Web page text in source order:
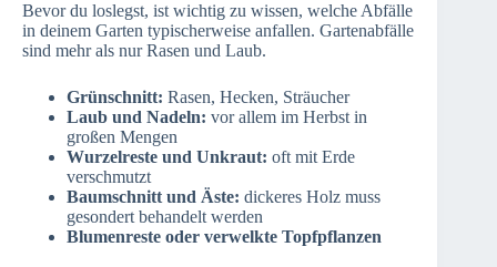
Bevor du loslegst, ist wichtig zu wissen, welche Abfälle
in deinem Garten typischerweise anfallen. Gartenabfälle
sind mehr als nur Rasen und Laub.
Grünschnitt: Rasen, Hecken, Sträucher
Laub und Nadeln: vor allem im Herbst in
großen Mengen
Wurzelreste und Unkraut: oft mit Erde
verschmutzt
Baumschnitt und Äste: dickeres Holz muss
gesondert behandelt werden
Blumenreste oder verwelkte Topfpflanzen